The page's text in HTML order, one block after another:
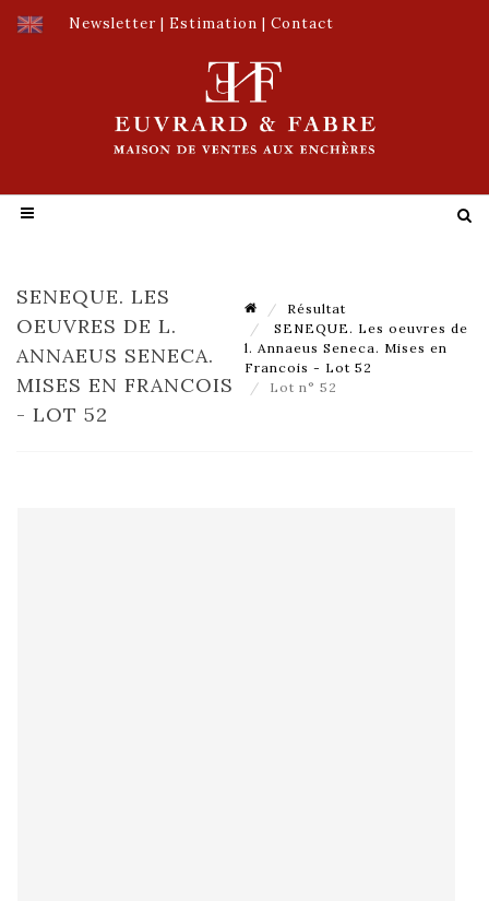
Newsletter | Estimation | Contact
SENEQUE. LES
OEUVRES DE L.
ANNAEUS SENECA.
MISES EN FRANCOIS
- LOT 52
Résultat
SENEQUE. Les oeuvres de
l. Annaeus Seneca. Mises en
Francois - Lot 52
Lot n° 52